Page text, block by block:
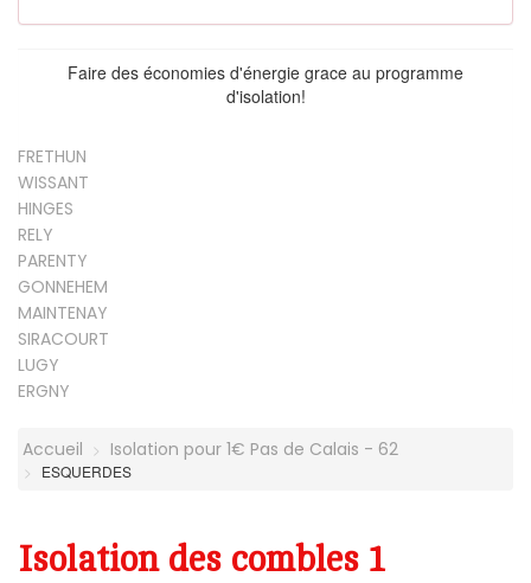
Faire des économies d'énergie grace au programme
d'isolation!
FRETHUN
WISSANT
HINGES
RELY
PARENTY
GONNEHEM
MAINTENAY
SIRACOURT
LUGY
ERGNY
Accueil Isolation pour 1€ Pas de Calais - 62
ESQUERDES
Isolation des combles 1